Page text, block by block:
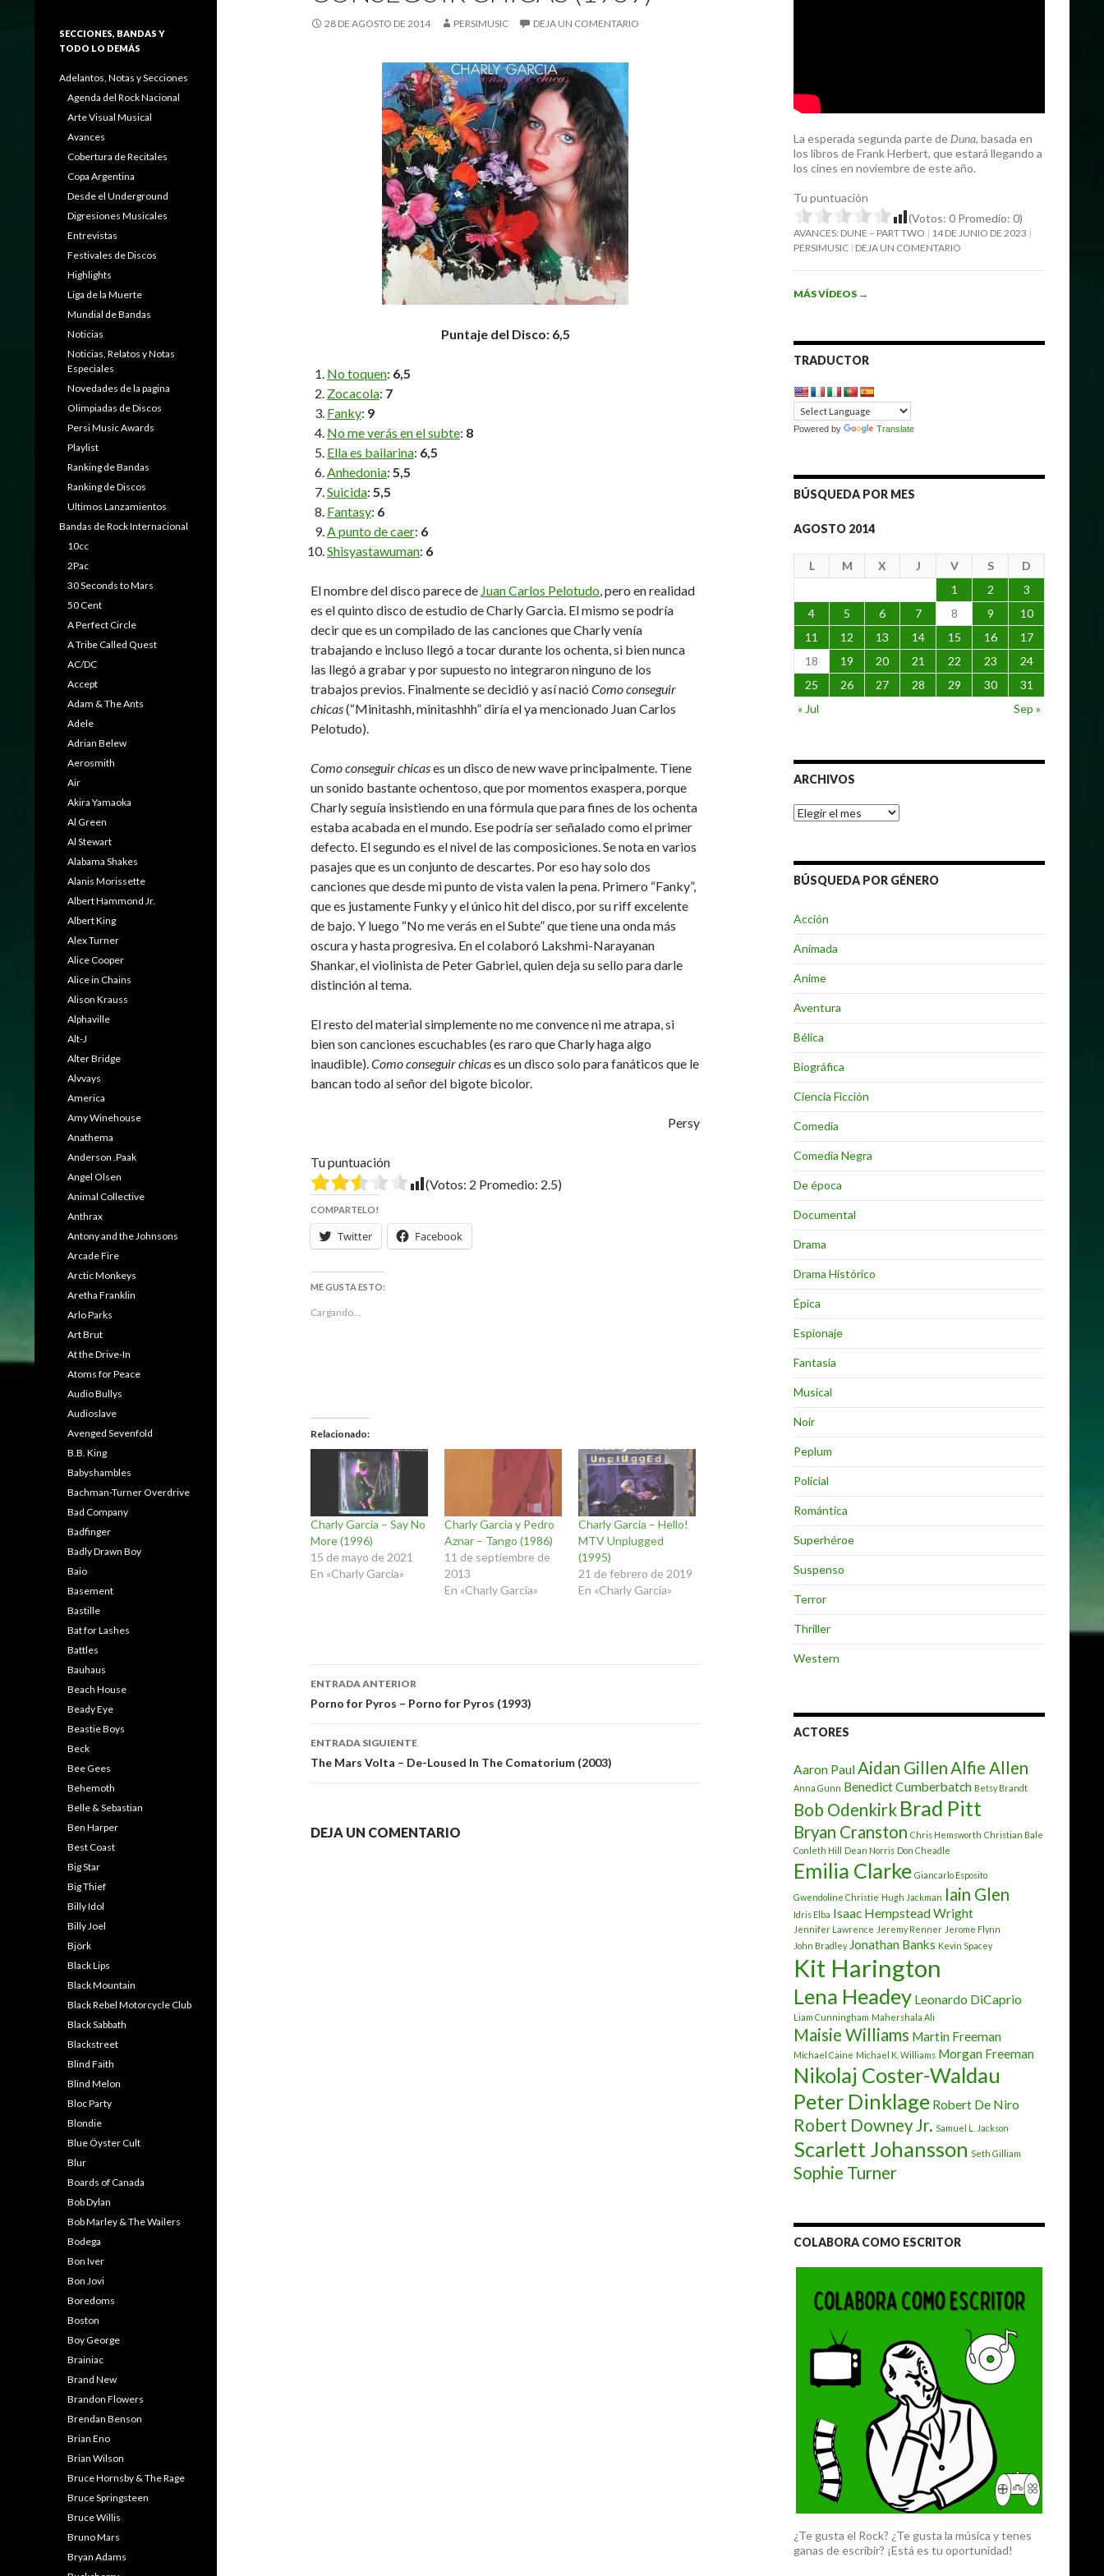
28 DE AGOSTO DE 2014 PERSIMUSIC DEJA UN COMENTARIO
Puntaje del Disco: 6,5
No toquen: 6,5
Zocacola: 7
Fanky: 9
No me verás en el subte: 8
Ella es bailarina: 6,5
Anhedonia: 5,5
Suicida: 5,5
Fantasy: 6
A punto de caer: 6
Shisyastawuman: 6
El nombre del disco parece de Juan Carlos Pelotudo, pero en realidad
es el quinto disco de estudio de Charly Garcia. El mismo se podría
decir que es un compilado de las canciones que Charly venía
trabajando e incluso llegó a tocar durante los ochenta, si bien nunca
las llegó a grabar y por supuesto no integraron ninguno de los
trabajos previos. Finalmente se decidió y así nació Como conseguir
chicas(“Minitashh, minitashhh” diría el ya mencionado Juan Carlos
Pelotudo).
Como conseguir chicases un disco de new wave principalmente. Tiene
un sonido bastante ochentoso, que por momentos exaspera, porque
Charly seguía insistiendo en una fórmula que para fines de los ochenta
estaba acabada en el mundo. Ese podría ser señalado como el primer
defecto. El segundo es el nivel de las composiciones. Se nota en varios
pasajes que es un conjunto de descartes. Por eso hay solo dos
canciones que desde mi punto de vista valen la pena. Primero “Fanky”,
que es justamente Funky y el único hit del disco, por su riff excelente
de bajo. Y luego “No me verás en el Subte” que tiene una onda más
oscura y hasta progresiva. En el colaboró Lakshmi-Narayanan
Shankar, el violinista de Peter Gabriel, quien deja su sello para darle
distinción al tema.
El resto del material simplemente no me convence ni me atrapa, si
bien son canciones escuchables (es raro que Charly haga algo
inaudible).Como conseguir chicases un disco solo para fanáticos que le
bancan todo al señor del bigote bicolor.
Persy
Tu puntuación
(Votos: 2 Promedio: 2.5)
COMPARTELO!
Twitter Facebook
ME GUSTA ESTO:
Cargando...
Relacionado
Charly Garcia – Say No
More (1996)
15 de mayo de 2021
En «Charly Garcia»
Charly Garcia y Pedro
Aznar – Tango (1986)
11 de septiembre de
2013
En «Charly Garcia»
Charly Garcia – Hello!
MTV Unplugged
(1995)
21 de febrero de 2019
En «Charly Garcia»
Navegación
de
entradas
ENTRADA ANTERIOR
Porno for Pyros – Porno for Pyros (1993)
ENTRADA SIGUIENTE
The Mars Volta – De-Loused In The Comatorium (2003)
DEJA UN COMENTARIO
La esperada segunda parte de Duna, basada en
los libros de Frank Herbert, que estará llegando a
los cines en noviembre de este año.
Tu puntuación
(Votos: 0 Promedio: 0)
AVANCES: DUNE – PART TWO
14 DE JUNIO DE 2023
PERSIMUSIC DEJA UN COMENTARIO
MÁS VÍDEOS →
TRADUCTOR
Powered by Translate
BÚSQUEDA POR MES
AGOSTO 2014
L M X J V S
D
1
2
3
4
5 6 7 8 9
10
11
12 13 14 15 16
17
18
19 20 21 22 23
24
25
26 27 28 29 30
31
« Jul
Sep »
ARCHIVOS
Archivos
BÚSQUEDA POR GÉNERO
Acción
Animada
Anime
Aventura
Bélica
Biográfica
Ciencia Ficción
Comedia
Comedia Negra
De época
Documental
Drama
Drama Histórico
Épica
Espionaje
Fantasia
Musical
Noir
Peplum
Policial
Romántica
Superhéroe
Suspenso
Terror
Thriller
Western
ACTORES
Aaron PaulAidan GillenAlfie Allen
Anna Gunn Benedict Cumberbatch Betsy Brandt
Bob Odenkirk Brad Pitt
Bryan Cranston Chris Hemsworth Christian Bale
Conleth Hill
Dean Norris Don Cheadle
Emilia Clarke Giancarlo Esposito
Gwendoline Christie Hugh Jackman Iain Glen
Idris Elba Isaac Hempstead Wright
Jennifer Lawrence Jeremy Renner Jerome Flynn
John Bradley Jonathan Banks Kevin Spacey
Kit Harington
Lena Headey Leonardo DiCaprio
Liam Cunningham Mahershala Ali
Maisie Williams Martin Freeman
Michael Caine Michael K. Williams Morgan Freeman
Nikolaj Coster-Waldau
Peter Dinklage Robert De Niro
Robert Downey Jr. Samuel L. Jackson
Scarlett Johansson Seth Gilliam
Sophie Turner
COLABORA COMO ESCRITOR
¿Te gusta el Rock? ¿Te gusta la música y tenes
ganas de escribir? ¡Está es tu oportunidad!
SECCIONES, BANDAS Y
TODO LO DEMÁS
Adelantos, Notas y Secciones
Agenda del Rock Nacional
Arte Visual Musical
Avances
Cobertura de Recitales
Copa Argentina
Desde el Underground
Digresiones Musicales
Entrevistas
Festivales de Discos
Highlights
Liga de la Muerte
Mundial de Bandas
Noticias
Noticias, Relatos y Notas
Especiales
Novedades de la pagina
Olimpiadas de Discos
Persi Music Awards
Playlist
Ranking de Bandas
Ranking de Discos
Ultimos Lanzamientos
Bandas de Rock Internacional
10cc
2Pac
30 Seconds to Mars
50 Cent
A Perfect Circle
A Tribe Called Quest
AC/DC
Accept
Adam & The Ants
Adele
Adrian Belew
Aerosmith
Air
Akira Yamaoka
Al Green
Al Stewart
Alabama Shakes
Alanis Morissette
Albert Hammond Jr.
Albert King
Alex Turner
Alice Cooper
Alice in Chains
Alison Krauss
Alphaville
Alt-J
Alter Bridge
Alvvays
America
Amy Winehouse
Anathema
Anderson .Paak
Angel Olsen
Animal Collective
Anthrax
Antony and the Johnsons
Arcade Fire
Arctic Monkeys
Aretha Franklin
Arlo Parks
Art Brut
At the Drive-In
Atoms for Peace
Audio Bullys
Audioslave
Avenged Sevenfold
B.B. King
Babyshambles
Bachman-Turner Overdrive
Bad Company
Badfinger
Badly Drawn Boy
Baio
Basement
Bastille
Bat for Lashes
Battles
Bauhaus
Beach House
Beady Eye
Beastie Boys
Beck
Bee Gees
Behemoth
Belle & Sebastian
Ben Harper
Best Coast
Big Star
Big Thief
Billy Idol
Billy Joel
Björk
Black Lips
Black Mountain
Black Rebel Motorcycle Club
Black Sabbath
Blackstreet
Blind Faith
Blind Melon
Bloc Party
Blondie
Blue Öyster Cult
Blur
Boards of Canada
Bob Dylan
Bob Marley & The Wailers
Bodega
Bon Iver
Bon Jovi
Boredoms
Boston
Boy George
Brainiac
Brand New
Brandon Flowers
Brendan Benson
Brian Eno
Brian Wilson
Bruce Hornsby & The Rage
Bruce Springsteen
Bruce Willis
Bruno Mars
Bryan Adams